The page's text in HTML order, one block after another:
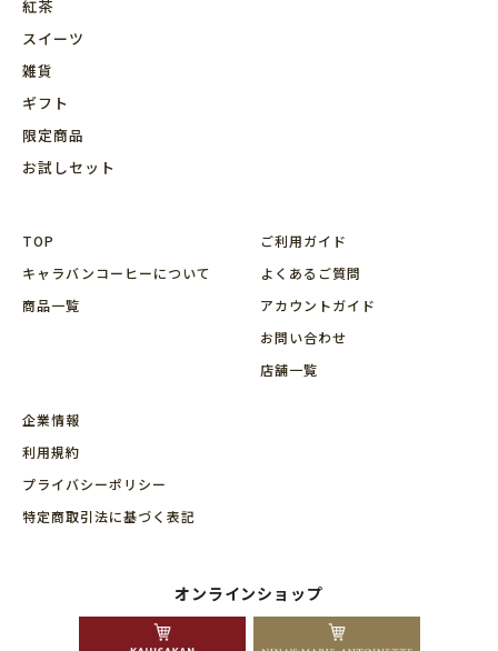
紅茶
スイーツ
雑貨
ギフト
限定商品
お試しセット
TOP
キャラバンコーヒーについて
商品⼀覧
ご利用ガイド
よくあるご質問
アカウントガイド
お問い合わせ
店舗⼀覧
企業情報
利用規約
プライバシーポリシー
特定商取引法に基づく表記
オンラインショップ